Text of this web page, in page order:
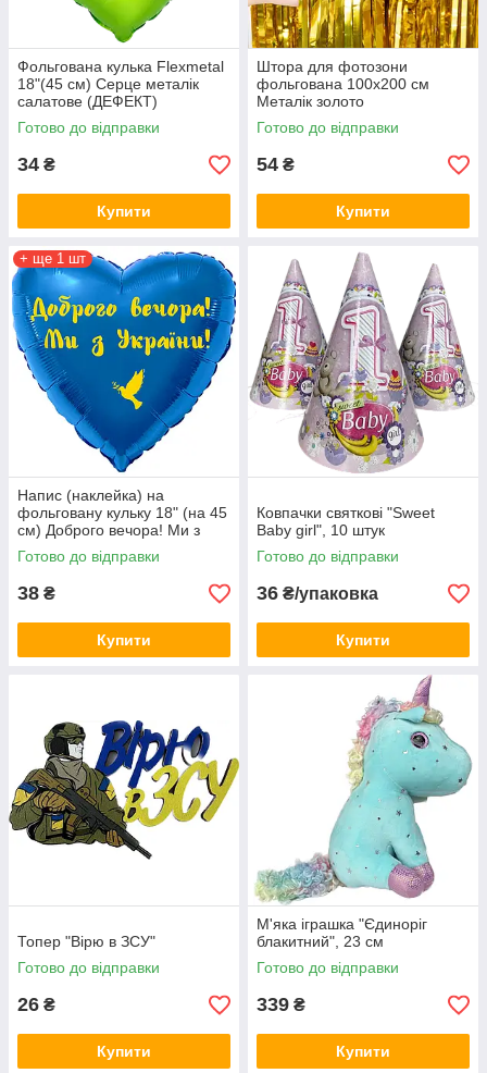
Фольгована кулька Flexmetal
18"(45 см) Серце металік
салатове (ДЕФЕКТ)
Готово до відправки
34 ₴
Купити
Штора для фотозони
фольгована 100х200 см
Металік золото
Готово до відправки
54 ₴
Купити
+ ще 1 шт
Напис (наклейка) на
фольговану кульку 18" (на 45
см) Доброго вечора! Ми з
України! (будь-який колір)
Готово до відправки
38 ₴
Купити
Ковпачки святкові "Sweet
Baby girl", 10 штук
Готово до відправки
36 ₴/упаковка
Купити
Топер "Вірю в ЗСУ"
Готово до відправки
26 ₴
Купити
М'яка іграшка "Єдиноріг
блакитний", 23 см
Готово до відправки
339 ₴
Купити